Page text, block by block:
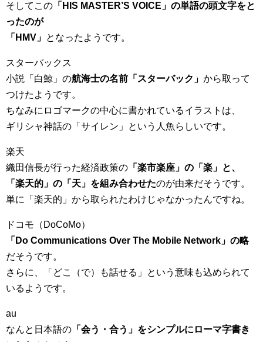
そしてこの 「HIS MASTER’S VOICE」の単語の頭文字をと
ったのが
「HMV」 となったようです。
スターバックス
小説「白鯨」の航海士の名前「スターバック」 から取って
つけたようです。
ちなみにロゴマークの中心に書かれているイラストは、
ギリシャ神話の「サイレン」という人魚らしいです。
楽天
織田信長が行った経済政策の 「楽市楽座」の「楽」と、
「楽天的」の「天」を組み合わせたのが由来だそうです。
単に「楽天的」から取られたわけじゃなかったんですね。
ドコモ（DoCoMo）
「Do Communications Over The Mobile Network」の略
だそうです。
さらに、「どこ（で）も話せる」という意味も込められて
いるようです。
au
なんと日本語の 「会う・合う」をシンプルにローマ字書き